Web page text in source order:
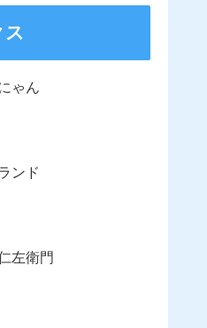
ゃん
ンド
左衛門